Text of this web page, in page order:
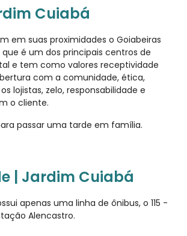
Cuiabá
em suas proximidades o Goiabeiras
é um dos principais centros de
e tem como valores receptividade
com a comunidade, ética,
lojistas, zelo, responsabilidade e
o cliente.
passar uma tarde em família.
| Jardim Cuiabá
apenas uma linha de ônibus, o 115 -
Alencastro.